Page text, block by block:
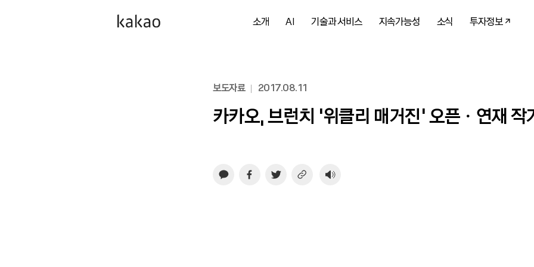
소개 AI 기술과 서비스 지속가능성 소식 투자정보
보도자료 2017.08.11
카카오, 브런치 ‘위클리 매거진’ 오픈ㆍ연재 작